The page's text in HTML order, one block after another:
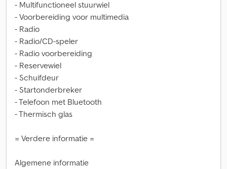
- Multifunctioneel stuurwiel
- Voorbereiding voor multimedia
- Radio
- Radio/CD-speler
- Radio voorbereiding
- Reservewiel
- Schuifdeur
- Startonderbreker
- Telefoon met Bluetooth
- Thermisch glas
= Verdere informatie =
Algemene informatie